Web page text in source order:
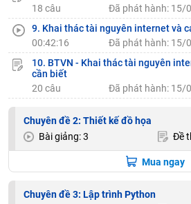
18 câu
Đã phát hành: 15/
9. Khai thác tài nguyên internet và
00:42:16
Đã phát hành: 15/
10. BTVN - Khai thác tài nguyên
cần biết
20 câu
Đã phát hành: 15/
Chuyên đề 2: Thiết kế đồ họa
Bài giảng: 3
Đề
Mua ngay
Chuyên đề 3: Lập trình Python